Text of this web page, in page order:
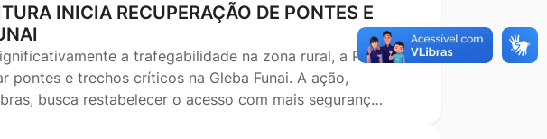
INICIA RECUPERAÇÃO DE PONTES E
a trafegabilidade na zona rural, a Prefeitura
e trechos críticos na Gleba Funai. A ação,
busca restabelecer o acesso com mais seguranç…